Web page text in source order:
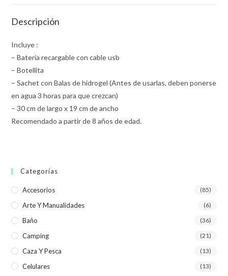
Descripción
Incluye :
– Batería recargable con cable usb
– Botellita
– Sachet con Balas de hidrogel (Antes de usarlas, deben ponerse
en agua 3 horas para que crezcan)
– 30 cm de largo x 19 cm de ancho
Recomendado a partir de 8 años de edad.
Categorías
Accesorios (85)
Arte Y Manualidades (6)
Baño (36)
Camping (21)
Caza Y Pesca (13)
Celulares (13)